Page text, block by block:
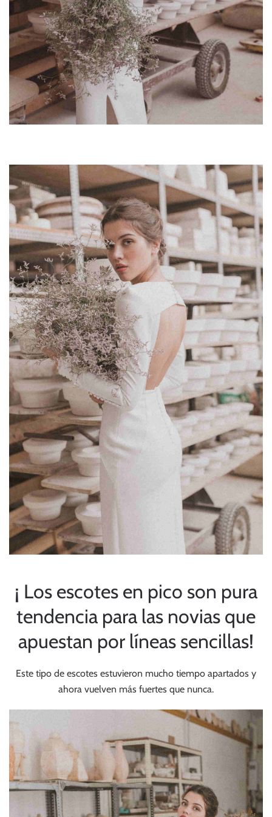
¡ Los escotes en pico son pura
tendencia para las novias que
apuestan por líneas sencillas!
Este tipo de escotes estuvieron mucho tiempo apartados y
ahora vuelven más fuertes que nunca.